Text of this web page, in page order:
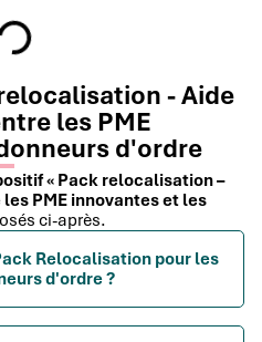
- Aide
les PME
d'ordre
« Pack relocalisation –
PME innovantes et les
ci-après.
Relocalisation pour les
d'ordre ?